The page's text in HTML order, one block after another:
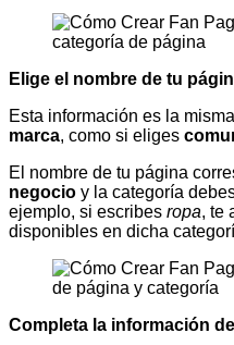
Elige el nombre de tu
Esta información es la
marca, como si eliges
El nombre de tu página
negocio y la categoría
ejemplo, si escribes ropa, te
disponibles en dicha
Completa la información